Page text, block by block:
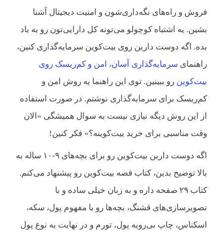
فروش و راه‌های نگه‌داری‌شون و امنیت دیجیتال آشنا
بشین. یه اشتباه کوچولو می‌تونه کل دارایی‌تون رو به باد
بده. اگه دوست دارین روی بیت‌کوین سرمایه‌گذاری کنین،
راهنمای سرمایه‌گذاری آسان، امن و کم‌ریسک روی
بیت‌کوین رو ببینین. توی این راهنما یه روش امن و
کم‌ریسک برای سرمایه‌گذاری نوشتم. در صورت استفاده
از این روش دیگه نیازی نیست به سوال همیشگی «الان
وقت مناسبی برای خرید بیت‌کوینه؟» فکر کنین!
اگه دوست دارین بیت‌کوین رو برای بچه‌های ۹-۱۰ ساله به
بالا توضیح بدین، کتاب قصه بیت‌کوین رو پیشنهاد می‌کنم.
کتاب ۲۹ صفحه داره و به زبان خیلی ساده و با
تصویرسازی‌های قشنگ، بچه‌ها رو با مفهوم پول، سکه،
اسکناس، چاپ بی‌رویه پول، تورم و در نهایت یه نوع پول